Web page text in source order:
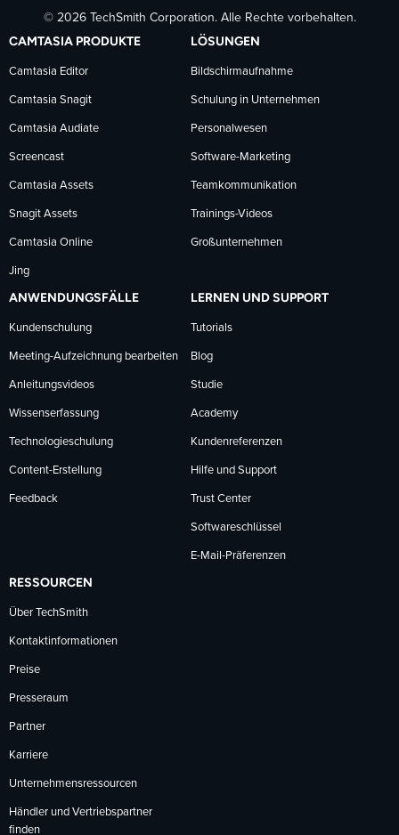
auf
Facebook
folgen
auf
LinkedIn
folgen
auf
YouTube
folgen
© 2026 TechSmith Corporation. Alle Rechte vorbehalten.
CAMTASIA PRODUKTE
Camtasia Editor
Camtasia Snagit
Camtasia Audiate
Screencast
Camtasia Assets
Snagit Assets
Camtasia Online
Jing
LÖSUNGEN
Bildschirmaufnahme
Schulung in Unternehmen
Personalwesen
Software-Marketing
Teamkommunikation
Trainings-Videos
Großunternehmen
ANWENDUNGSFÄLLE
Kundenschulung
Meeting-Aufzeichnung bearbeiten
Anleitungsvideos
Wissenserfassung
Technologieschulung
Content-Erstellung
Feedback
LERNEN UND SUPPORT
Tutorials
Blog
Studie
Academy
Kundenreferenzen
Hilfe und Support
Trust Center
Softwareschlüssel
E-Mail-Präferenzen
RESSOURCEN
Über TechSmith
Kontaktinformationen
Preise
Presseraum
Partner
Karriere
Unternehmensressourcen
Händler und Vertriebspartner
finden